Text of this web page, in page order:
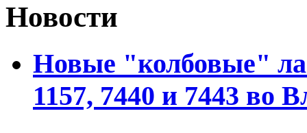
Новости
Новые "колбовые"
1157, 7440 и 7443 во